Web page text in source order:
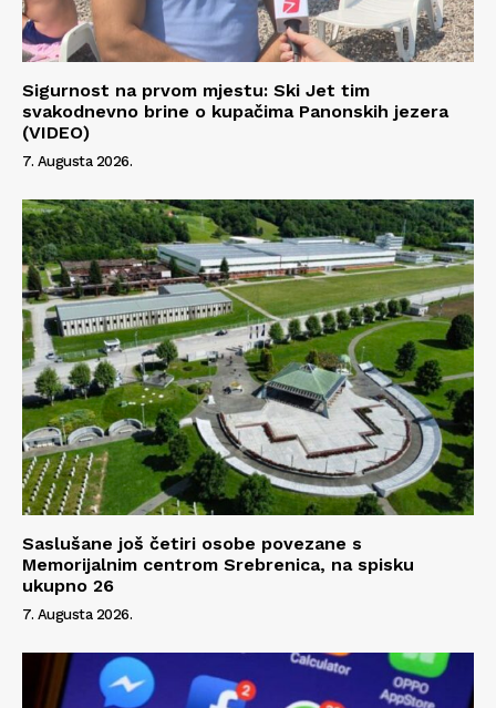
Sigurnost na prvom mjestu: Ski Jet tim
svakodnevno brine o kupačima Panonskih jezera
(VIDEO)
7. Augusta 2026.
Saslušane još četiri osobe povezane s
Memorijalnim centrom Srebrenica, na spisku
ukupno 26
7. Augusta 2026.